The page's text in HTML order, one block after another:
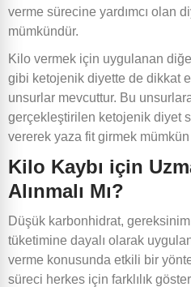
verme sürecine yardımcı olan
mümkündür.
Kilo vermek için uygulanan
gibi ketojenik diyette de dikkat
unsurlar mevcuttur. Bu
gerçekleştirilen ketojenik diyet
vererek yaza fit girmek mümkün
Kilo Kaybı için
Alınmalı Mı?
Düşük karbonhidrat,
tüketimine dayalı olarak
verme konusunda etkili bir
süreci herkes için farklılık
Ürünlerimiz